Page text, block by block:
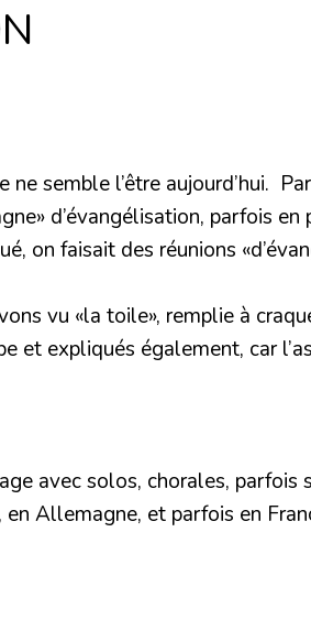
semble l’être aujourd’hui.
d’évangélisation, parfois
on faisait des réunions
vu «la toile», remplie à
et expliqués également, car
avec solos, chorales, parfois
Allemagne, et parfois en